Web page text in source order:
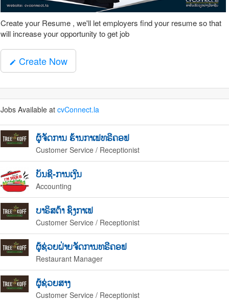
Create your Resume , we'll let employers find your resume so that
will increase your opportunity to get job
mode_edit Create Now
Jobs Available at cvConnect.la
ຜູ້ຈັດການ ຮ້ານກາເຟທຣີຄອຟ
Customer Service / Receptionist
ບັນຊີ-ການເງິນ
Accounting
ບາຣິສຕ້າ ຊົງກາເຟ
Customer Service / Receptionist
ຜູ້ຊ່ວຍຝ່າຍຈັດການທຣີຄອຟ
Restaurant Manager
ຜູ້ຊ່ວຍສາງ
Customer Service / Receptionist